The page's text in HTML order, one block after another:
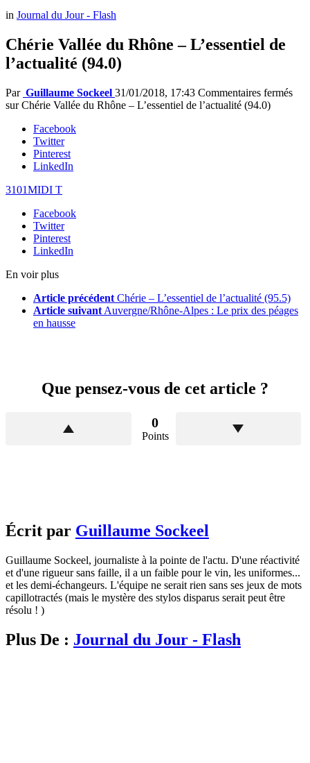
in Journal du Jour - Flash
Chérie Vallée du Rhône – L’essentiel de
l’actualité (94.0)
Par Guillaume Sockeel 31/01/2018, 17:43 Commentaires fermés
sur Chérie Vallée du Rhône – L’essentiel de l’actualité (94.0)
Facebook
Twitter
Pinterest
LinkedIn
3101MIDI T
Facebook
Twitter
Pinterest
LinkedIn
En voir plus
Article précédent Chérie – L’essentiel de l’actualité (95.5)
Article suivant Auvergne/Rhône-Alpes : Le prix des péages
en hausse
Que pensez-vous de cet article ?
0
Points
Écrit par Guillaume Sockeel
Guillaume Sockeel, journaliste à la pointe de l'actu. D'une réactivité
et d'une rigueur sans faille, il a un faible pour le vin, les uniformes...
et les demi-échangeurs. L'équipe ne serait rien sans ses jeux de mots
capillotractés (mais le mystère des stylos disparus serait peut être
résolu ! )
Plus De : Journal du Jour - Flash